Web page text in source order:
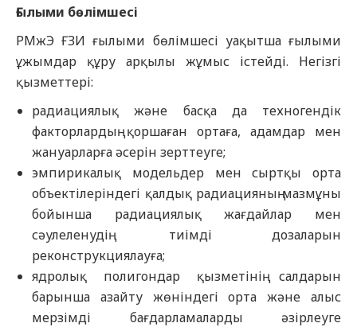
Ғылыми бөлімшесі
РМжЭ ҒЗИ ғылыми бөлімшесі уақытша ғылыми
ұжымдар құру арқылы жұмыс істейді. Негізгі
қызметтері:
радиациялық және басқа да техногендік
факторлардың қоршаған ортаға, адамдар мен
жануарларға әсерін зерттеуге;
эмпирикалық модельдер мен сыртқы орта
объектілеріндегі қалдық радиацияның мазмұны
бойынша радиациялық жағдайлар мен
сәулеленудің тиімді дозаларын
реконструкциялауға;
ядролық полигондар қызметінің салдарын
барынша азайту жөніндегі орта және алыс
мерзімді бағдарламаларды әзірлеуге